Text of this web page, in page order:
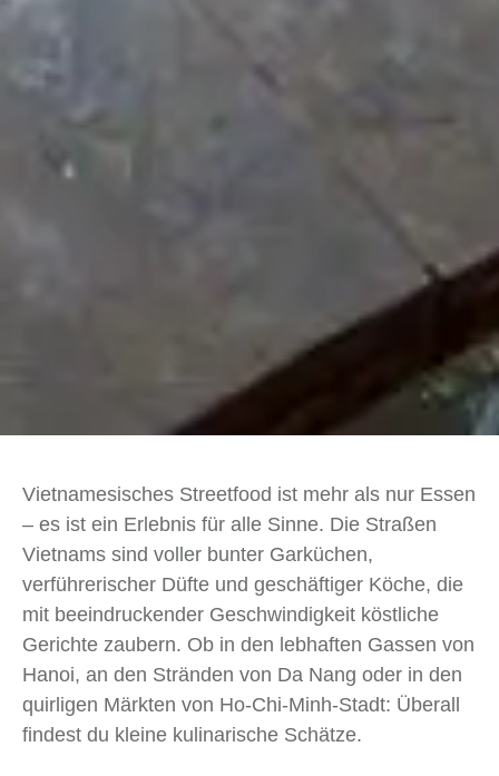
Vietnamesisches Streetfood ist mehr als nur Essen
– es ist ein Erlebnis für alle Sinne. Die Straßen
Vietnams sind voller bunter Garküchen,
verführerischer Düfte und geschäftiger Köche, die
mit beeindruckender Geschwindigkeit köstliche
Gerichte zaubern. Ob in den lebhaften Gassen von
Hanoi, an den Stränden von Da Nang oder in den
quirligen Märkten von Ho-Chi-Minh-Stadt: Überall
findest du kleine kulinarische Schätze.